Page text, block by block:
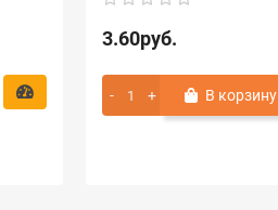
3.60руб.
В корзину